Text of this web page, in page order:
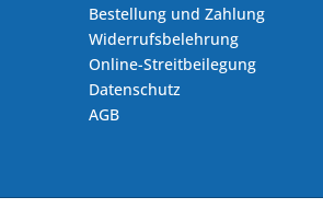
Bestellung und Zahlung
Widerrufsbelehrung
Online-Streitbeilegung
Datenschutz
AGB